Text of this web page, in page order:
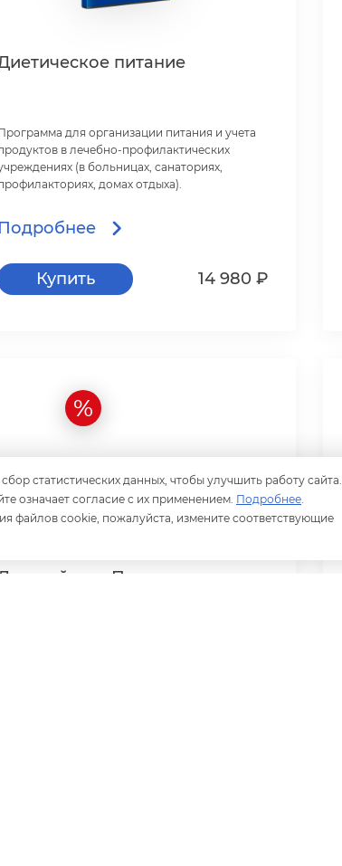
статистических данных, чтобы улучшить работу сайта.
означает согласие с их применением. Подробнее.
файлов cookie, пожалуйста, измените соответствующие
питание
для организации питания и учета
в лечебно-профилактических
(в больницах, санаториях,
домах отдыха).
Подробнее
Купить 14 980 ₽
%